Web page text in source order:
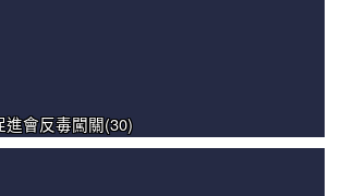
進會反毒闖關(30)